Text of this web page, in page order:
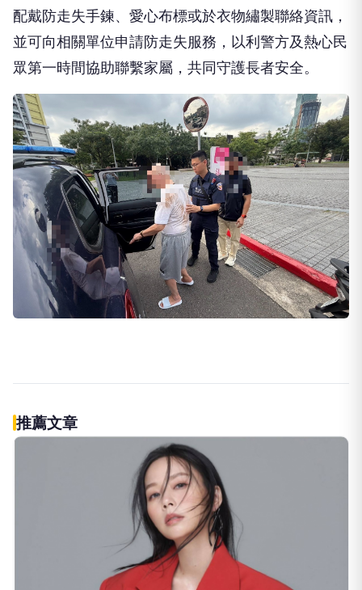
並可向相關單位申請防走失服務，以利警方及熱心民
眾第一時間協助聯繫家屬，共同守護長者安全。